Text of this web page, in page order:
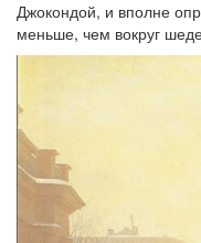
Джокондой, и вполне
меньше, чем вокруг